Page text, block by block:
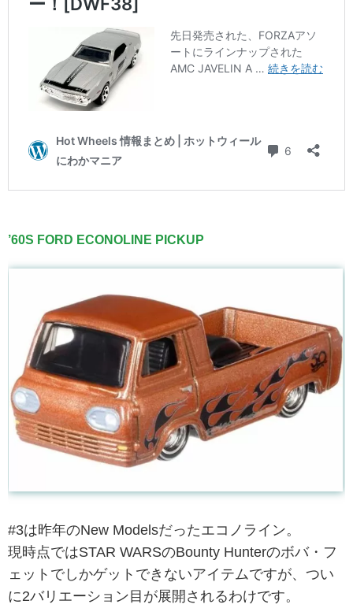
’60S FORD ECONOLINE PICKUP
#3は昨年のNew Modelsだったエコノライン。
現時点ではSTAR WARSのBounty Hunterのボバ・フ
ェットでしかゲットできないアイテムですが、つい
に2バリエーション目が展開されるわけです。